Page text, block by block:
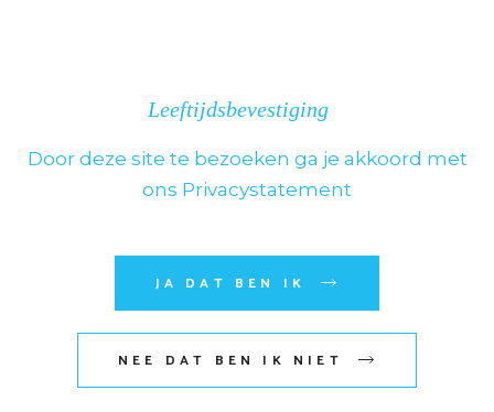
Leeftijdsbevestiging
Door deze site te bezoeken ga je akkoord met
ons Privacystatement
JA DAT BEN IK
NEE DAT BEN IK NIET
Mijn naam, e-mail en site